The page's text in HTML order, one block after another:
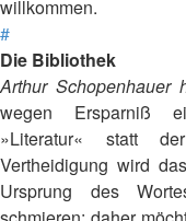
willkommen.
#
Die Bibliothek
Arthur Schopenhauer
wegen Ersparniß
»Literatur« statt
Vertheidigung wird
Ursprung des